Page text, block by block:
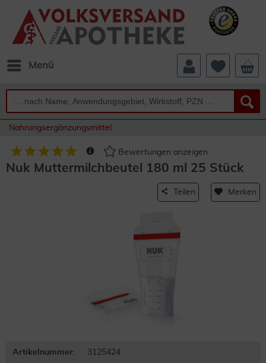
Menü
Nahrungsergänzungsmittel
Bewertungen anzeigen
Nuk Muttermilchbeutel 180 ml 25 Stück
Teilen Merken
Artikelnummer:
3125424